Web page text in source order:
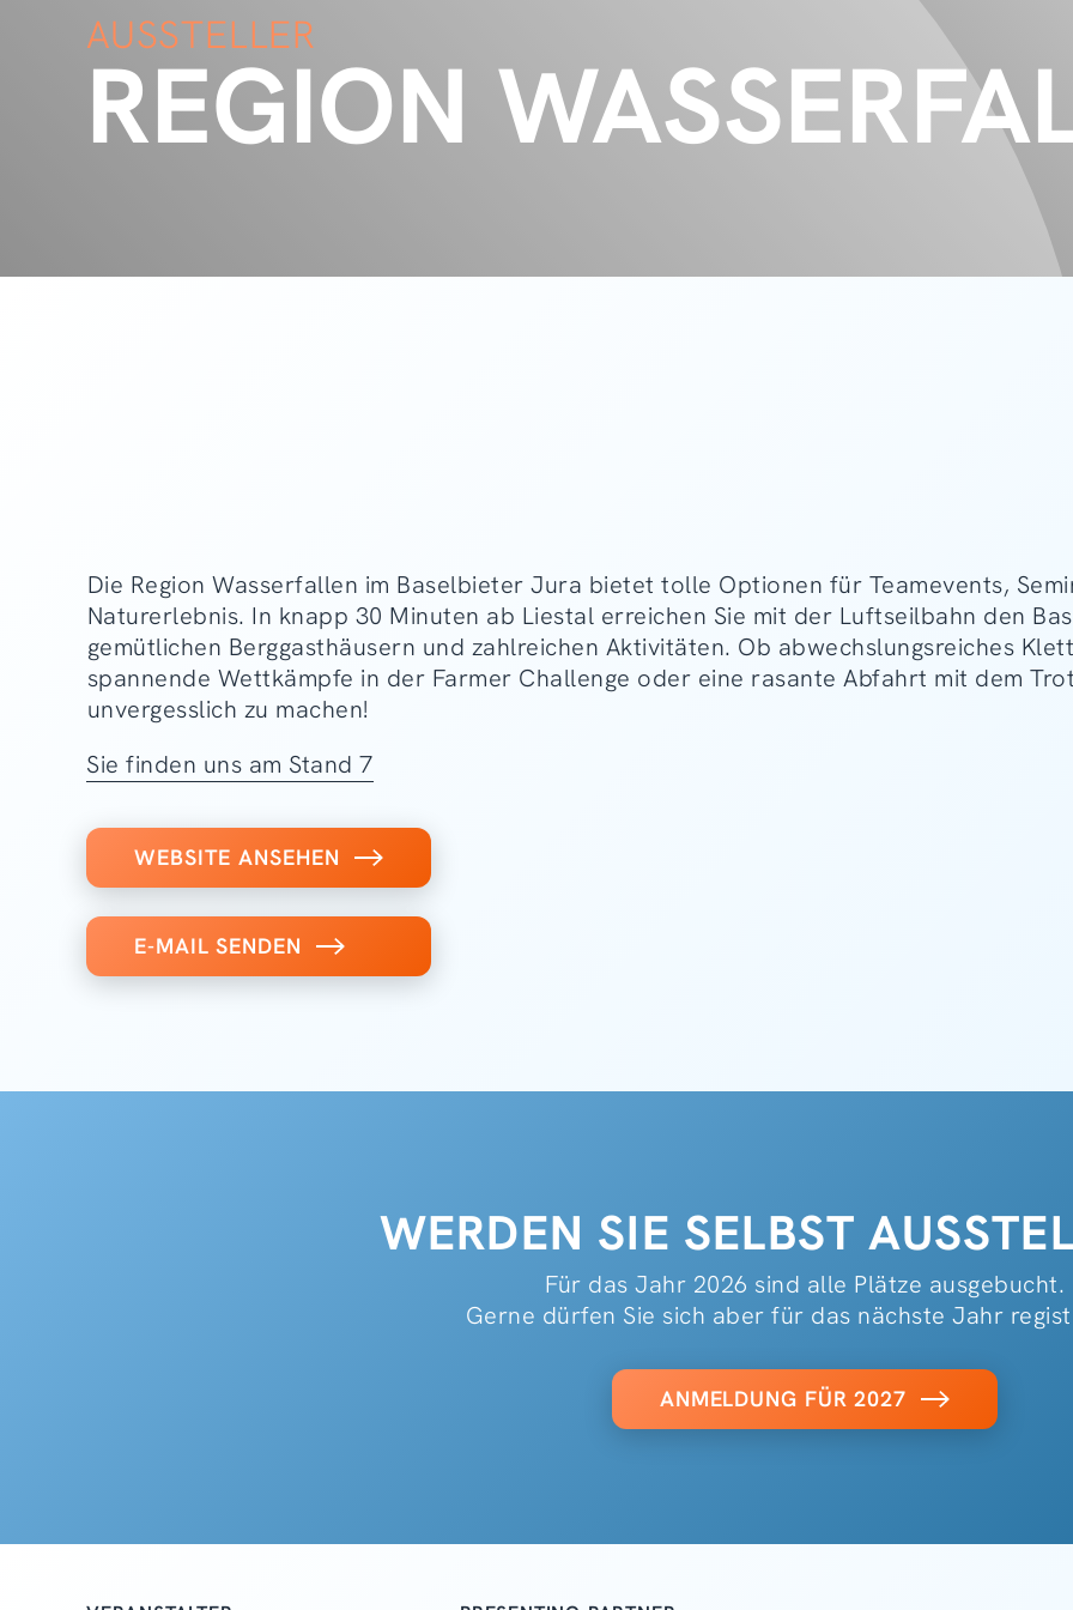
AUSSTELLER
REGION
Die Region Wasserfallen im Baselbieter Jura bietet tolle Optionen für Teamevents,
Naturerlebnis. In knapp 30 Minuten ab Liestal erreichen Sie mit der Luftseilbahn den
gemütlichen Berggasthäusern und zahlreichen Aktivitäten. Ob abwechslungsreiches
spannende Wettkämpfe in der Farmer Challenge oder eine rasante Abfahrt mit dem
unvergesslich zu machen!
Sie finden uns am Stand 7
WEBSITE ANSEHEN
E-MAIL SENDEN
WERDEN SIE SELBST
Für das Jahr 2026 sind alle Plätze ausgebucht.
Gerne dürfen Sie sich aber für das nächste Jahr
ANMELDUNG FÜR 2027